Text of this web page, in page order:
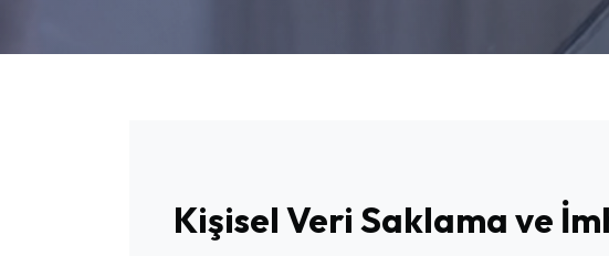
Kişisel Veri Saklama ve